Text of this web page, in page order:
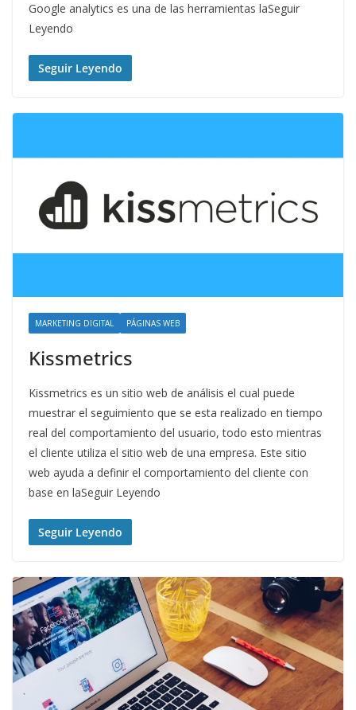
Google analytics es una de las herramientas laSeguir
Leyendo
Seguir Leyendo
MARKETING DIGITAL PÁGINAS WEB
Kissmetrics
Kissmetrics es un sitio web de análisis el cual puede
muestrar el seguimiento que se esta realizado en tiempo
real del comportamiento del usuario, todo esto mientras
el cliente utiliza el sitio web de una empresa. Este sitio
web ayuda a definir el comportamiento del cliente con
base en laSeguir Leyendo
Seguir Leyendo